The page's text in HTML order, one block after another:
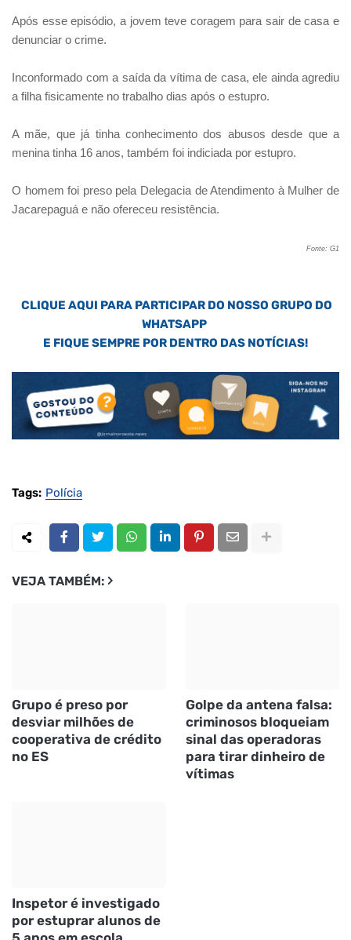
Após esse episódio, a jovem teve coragem para sair de casa e
denunciar o crime.
Inconformado com a saída da vítima de casa, ele ainda agrediu
a filha fisicamente no trabalho dias após o estupro.
A mãe, que já tinha conhecimento dos abusos desde que a
menina tinha 16 anos, também foi indiciada por estupro.
O homem foi preso pela Delegacia de Atendimento à Mulher de
Jacarepaguá e não ofereceu resistência.
Fonte: G1
CLIQUE AQUI PARA PARTICIPAR DO NOSSO GRUPO DO
WHATSAPP
E FIQUE SEMPRE POR DENTRO DAS NOTÍCIAS!
Tags: Polícia
VEJA TAMBÉM:
Grupo é preso por
desviar milhões de
cooperativa de crédito
no ES
Golpe da antena falsa:
criminosos bloqueiam
sinal das operadoras
para tirar dinheiro de
vítimas
Inspetor é investigado
por estuprar alunos de